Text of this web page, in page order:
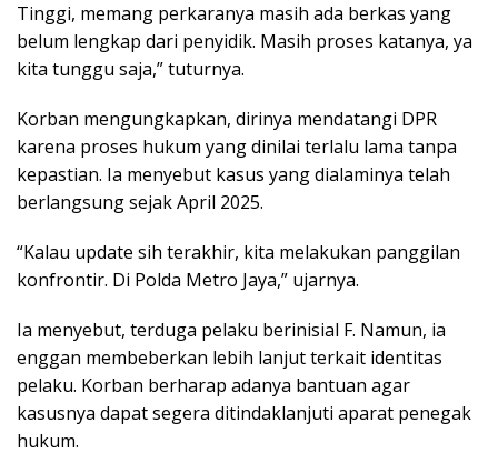
Tinggi, memang perkaranya masih ada berkas yang
belum lengkap dari penyidik. Masih proses katanya, ya
kita tunggu saja,” tuturnya.
Korban mengungkapkan, dirinya mendatangi DPR
karena proses hukum yang dinilai terlalu lama tanpa
kepastian. Ia menyebut kasus yang dialaminya telah
berlangsung sejak April 2025.
“Kalau update sih terakhir, kita melakukan panggilan
konfrontir. Di Polda Metro Jaya,” ujarnya.
Ia menyebut, terduga pelaku berinisial F. Namun, ia
enggan membeberkan lebih lanjut terkait identitas
pelaku. Korban berharap adanya bantuan agar
kasusnya dapat segera ditindaklanjuti aparat penegak
hukum.